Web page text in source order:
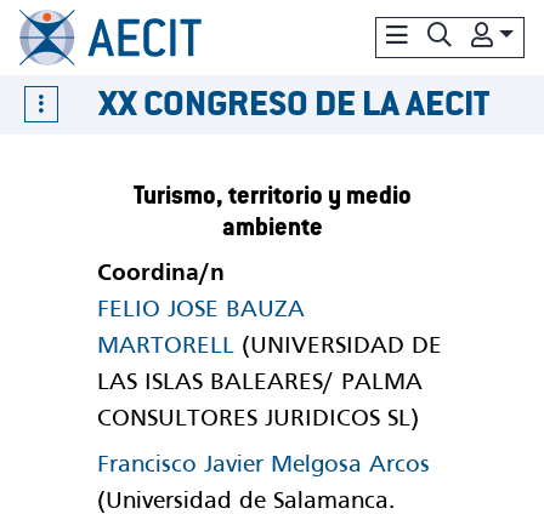
XX CONGRESO DE LA AECIT
Turismo, territorio y medio
ambiente
Coordina/n
FELIO JOSE BAUZA
MARTORELL (UNIVERSIDAD DE
LAS ISLAS BALEARES/ PALMA
CONSULTORES JURIDICOS SL)
Francisco Javier Melgosa Arcos
(Universidad de Salamanca.